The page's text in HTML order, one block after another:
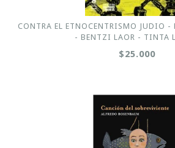
CONTRA EL ETNOCENTRISMO JUDIO -
- BENTZI LAOR - TINTA
$25.000